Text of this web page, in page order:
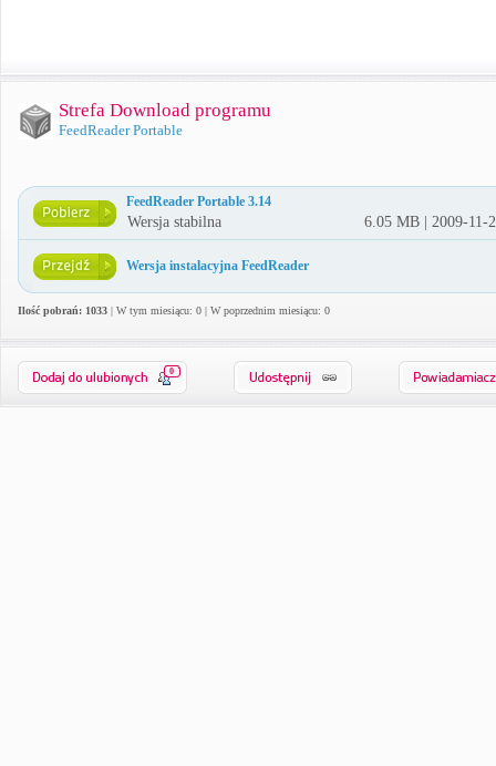
Strefa Download programu
FeedReader Portable
FeedReader Portable 3.14
Wersja stabilna 6.05 MB | 2009-11-
Wersja instalacyjna FeedReader
Ilość pobrań: 1033 | W tym miesiącu: 0 | W poprzednim miesiącu: 0
0